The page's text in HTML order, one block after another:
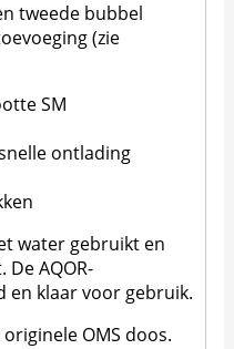
tweede bubbel
(zie
SM
ontlading
water gebruikt en
AQOR-
en klaar voor gebruik.
OMS doos.